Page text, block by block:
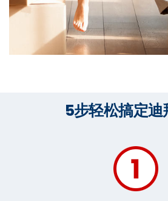
5步轻松搞定迪